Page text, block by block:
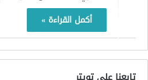
أكمل القراءة »